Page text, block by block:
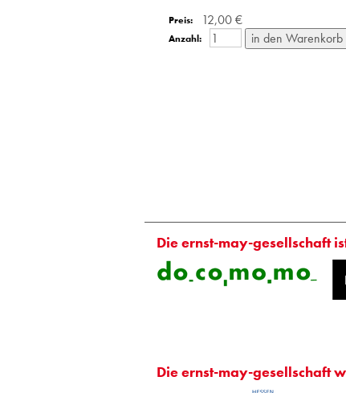
Preis: 12,00 €
Anzahl:
Die ernst-may-gesellschaft
Die ernst-may-gesellschaft